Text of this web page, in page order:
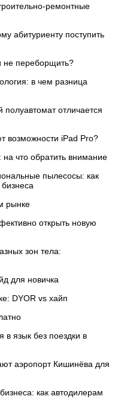
ремонтные
абитуриенту поступить
не переборщить?
в чем разница
отличается
возможности iPad Pro?
что обратить внимание
пылесосы: как
рынке
открыть новую
зон тела:
для новичка
DYOR vs хайп
в язык без поездки в
аэропорт Кишинёва для
как автодилерам